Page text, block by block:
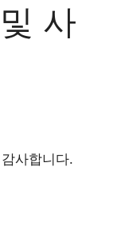
사
사합니다.